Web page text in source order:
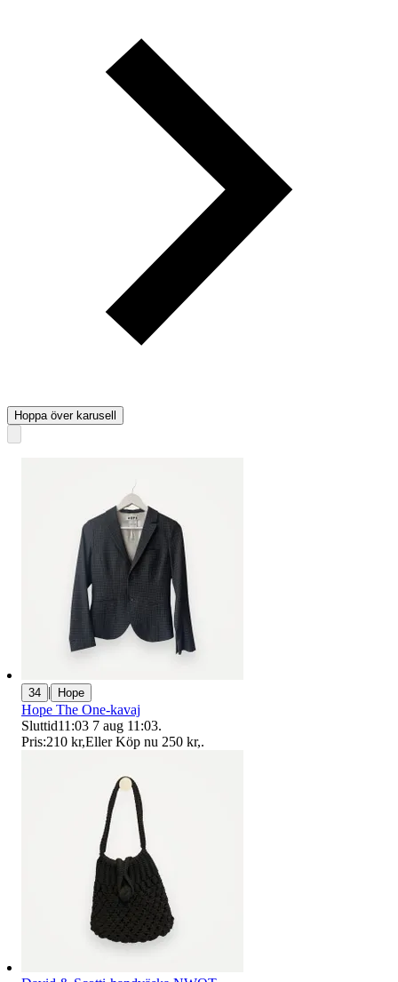
Hoppa över karusell
34 | Hope
Hope The One-kavaj
Sluttid11:03 7 aug 11:03.
Pris:210 kr,Eller Köp nu 250 kr,.